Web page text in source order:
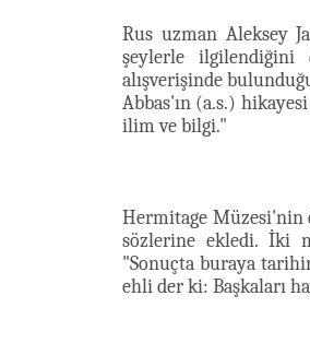
Rus uzman Aleksey
şeylerle ilgilendiğini
alışverişinde
Abbas'ın (a.s.)
ilim ve bilgi."
Hermitage Müzesi'nin
sözlerine ekledi. İki
"Sonuçta buraya
ehli der ki: Başkaları